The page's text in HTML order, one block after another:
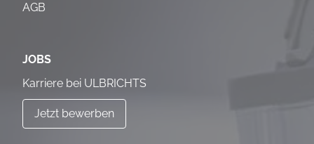
AGB
JOBS
Karriere bei ULBRICHTS
Jetzt bewerben